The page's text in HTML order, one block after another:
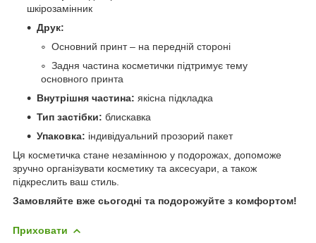
шкірозамінник
Друк:
Основний принт – на передній стороні
Задня частина косметички підтримує тему
основного принта
Внутрішня частина: якісна підкладка
Тип застібки: блискавка
Упаковка: індивідуальний прозорий пакет
Ця косметичка стане незамінною у подорожах, допоможе
зручно організувати косметику та аксесуари, а також
підкреслить ваш стиль.
Замовляйте вже сьогодні та подорожуйте з комфортом!
Приховати